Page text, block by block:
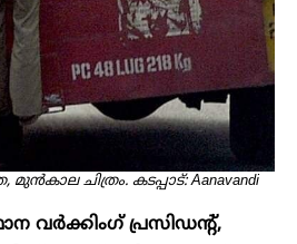
ചിത്രം. കടപ്പാട്: Aanavandi
വർക്കിം​ഗ് പ്രസിഡന്റ്,